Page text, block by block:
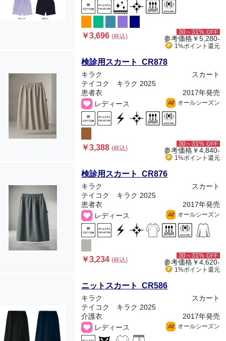
￥3,696(税込)
30～31% OFF
参考価格￥5,280-
1%ポイント 還元
検診用スカート CR878
キラク
スカート
テイコク キラク 2025
患者衣
2017年発売
レディース
All オールシーズン
￥3,388(税込)
30～31% OFF
参考価格￥4,840-
1%ポイント 還元
検診用スカート CR876
キラク
スカート
テイコク キラク 2025
患者衣
2017年発売
レディース
All オールシーズン
￥3,234(税込)
30～31% OFF
参考価格￥4,620-
1%ポイント 還元
ニットスカート CR586
キラク
スカート
テイコク キラク 2025
介護衣
2017年発売
レディース
All オールシーズン